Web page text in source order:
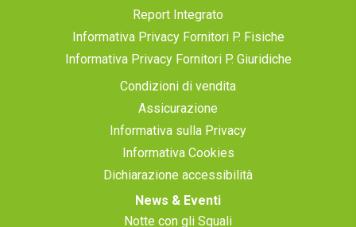
Report Integrato
Informativa Privacy Fornitori P. Fisiche
Informativa Privacy Fornitori P. Giuridiche
Condizioni di vendita
Assicurazione
Informativa sulla Privacy
Informativa Cookies
Dichiarazione accessibilità
News & Eventi
Notte con gli Squali